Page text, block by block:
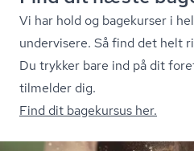
Vi har hold og bagekurser i
undervisere. Så find det helt
Du trykker bare ind på dit
tilmelder dig.
Find dit bagekursus her.